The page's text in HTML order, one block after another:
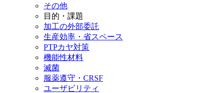
その他
目的・課題
加工の外部委託
生産効率・省スペース
PTPカヤ対策
機能性材料
滅菌
服薬遵守・CRSF
ユーザビリティ